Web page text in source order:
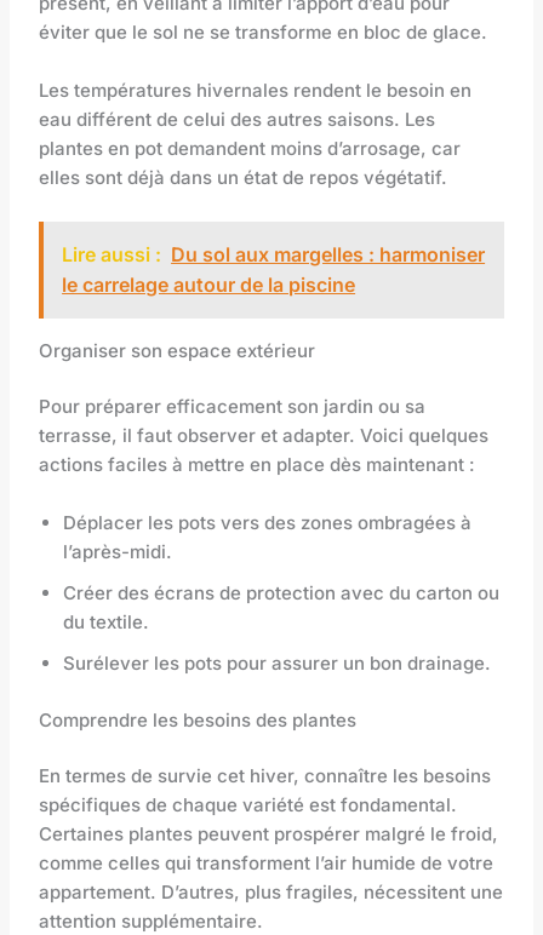
éviter que le sol ne se transforme en bloc de glace.
Les températures hivernales rendent le besoin en
eau différent de celui des autres saisons. Les
plantes en pot demandent moins d’arrosage, car
elles sont déjà dans un état de repos végétatif.
Lire aussi : Du sol aux margelles : harmoniser
le carrelage autour de la piscine
Organiser son espace extérieur
Pour préparer efficacement son jardin ou sa
terrasse, il faut observer et adapter. Voici quelques
actions faciles à mettre en place dès maintenant :
Déplacer les pots vers des zones ombragées à
l’après-midi.
Créer des écrans de protection avec du carton ou
du textile.
Surélever les pots pour assurer un bon drainage.
Comprendre les besoins des plantes
En termes de survie cet hiver, connaître les besoins
spécifiques de chaque variété est fondamental.
Certaines plantes peuvent prospérer malgré le froid,
comme celles qui transforment l’air humide de votre
appartement. D’autres, plus fragiles, nécessitent une
attention supplémentaire.